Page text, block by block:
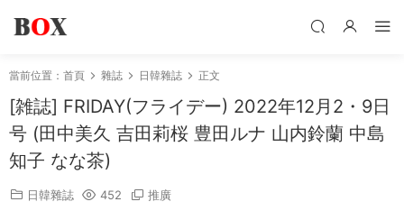
當前位置： 首頁 雜誌 日韓雜誌 正文
[雑誌] FRIDAY(フライデー) 2022年12月2・9日
号 (田中美久 吉田莉桜 豊田ルナ 山内鈴蘭 中島
知子 なな茶)
日韓雜誌 452 推廣